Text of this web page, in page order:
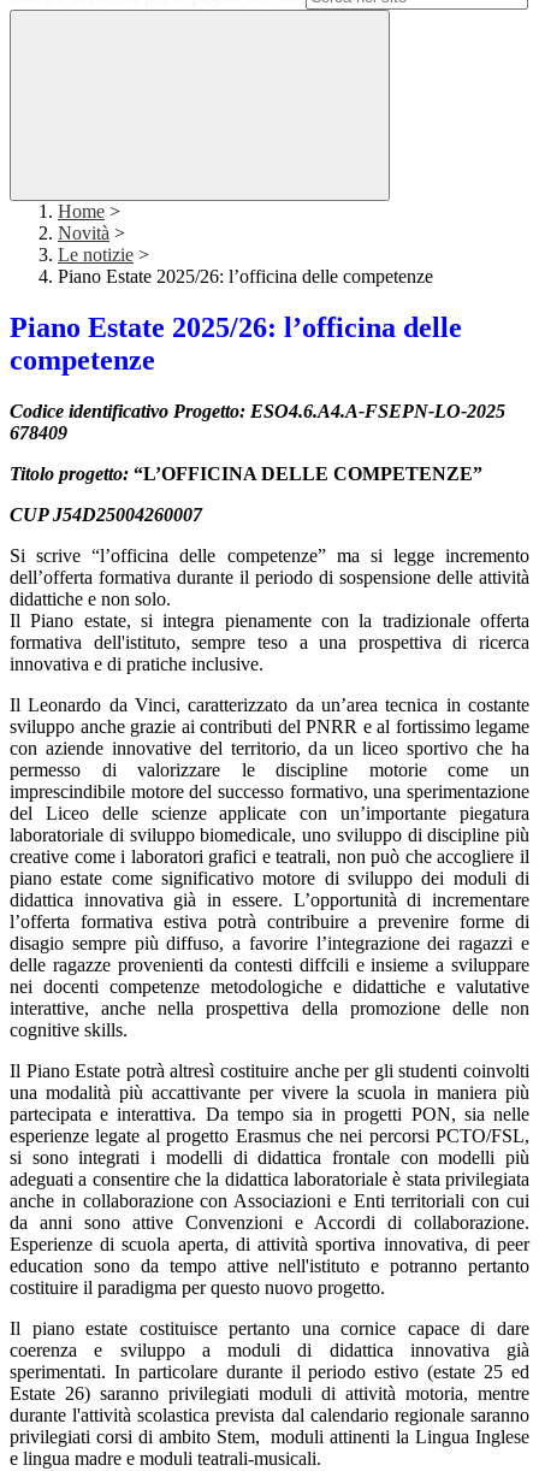
Home >
Novità >
Le notizie >
Piano Estate 2025/26: l’officina delle competenze
Piano Estate 2025/26: l’officina delle
competenze
Codice identificativo Progetto: ESO4.6.A4.A-FSEPN-LO-2025
678409
Titolo progetto: “L’OFFICINA DELLE COMPETENZE”
CUP J54D25004260007
Si scrive “l’officina delle competenze” ma si legge incremento
dell’offerta formativa durante il periodo di sospensione delle attività
didattiche e non solo.
Il Piano estate, si integra pienamente con la tradizionale offerta
formativa dell'istituto, sempre teso a una prospettiva di ricerca
innovativa e di pratiche inclusive.
Il Leonardo da Vinci, caratterizzato da un’area tecnica in costante
sviluppo anche grazie ai contributi del PNRR e al fortissimo legame
con aziende innovative del territorio, da un liceo sportivo che ha
permesso di valorizzare le discipline motorie come un
imprescindibile motore del successo formativo, una sperimentazione
del Liceo delle scienze applicate con un’importante piegatura
laboratoriale di sviluppo biomedicale, uno sviluppo di discipline più
creative come i laboratori grafici e teatrali, non può che accogliere il
piano estate come significativo motore di sviluppo dei moduli di
didattica innovativa già in essere. L’opportunità di incrementare
l’offerta formativa estiva potrà contribuire a prevenire forme di
disagio sempre più diffuso, a favorire l’integrazione dei ragazzi e
delle ragazze provenienti da contesti diffcili e insieme a sviluppare
nei docenti competenze metodologiche e didattiche e valutative
interattive, anche nella prospettiva della promozione delle non
cognitive skills.
Il Piano Estate potrà altresì costituire anche per gli studenti coinvolti
una modalità più accattivante per vivere la scuola in maniera più
partecipata e interattiva. Da tempo sia in progetti PON, sia nelle
esperienze legate al progetto Erasmus che nei percorsi PCTO/FSL,
si sono integrati i modelli di didattica frontale con modelli più
adeguati a consentire che la didattica laboratoriale è stata privilegiata
anche in collaborazione con Associazioni e Enti territoriali con cui
da anni sono attive Convenzioni e Accordi di collaborazione.
Esperienze di scuola aperta, di attività sportiva innovativa, di peer
education sono da tempo attive nell'istituto e potranno pertanto
costituire il paradigma per questo nuovo progetto.
Il piano estate costituisce pertanto una cornice capace di dare
coerenza e sviluppo a moduli di didattica innovativa già
sperimentati. In particolare durante il periodo estivo (estate 25 ed
Estate 26) saranno privilegiati moduli di attività motoria, mentre
durante l'attività scolastica prevista dal calendario regionale saranno
privilegiati corsi di ambito Stem, moduli attinenti la Lingua Inglese
e lingua madre e moduli teatrali-musicali.